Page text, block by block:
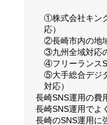
①株式会社キン
応）
②長崎市内の地
③九州全域対応
④フリーランス
⑤大手総合デジ
対応）
長崎SNS運用の費
長崎SNS運用でよ
長崎のSNS運用に